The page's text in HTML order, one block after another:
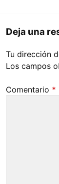
Deja una
Tu dirección
Los campos
Comentario *